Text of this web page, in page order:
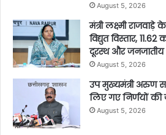
August 5, 2026
मंत्री लक्ष्मी राजवाड़े
विद्युत विस्तार,
दूरस्थ और जनजातीय
August 5, 2026
उप मुख्यमंत्री अरुण
लिए गए निर्णयों की
August 5, 2026